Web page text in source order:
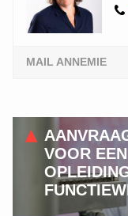
MAIL ANNEMIE
VOOR